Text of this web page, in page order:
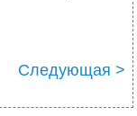
Следующая >